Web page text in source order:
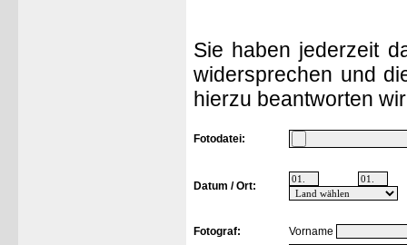
Sie haben jederzeit
widersprechen und
hierzu beantworten
Fotodatei:
Datum / Ort:
Fotograf:
Vorname